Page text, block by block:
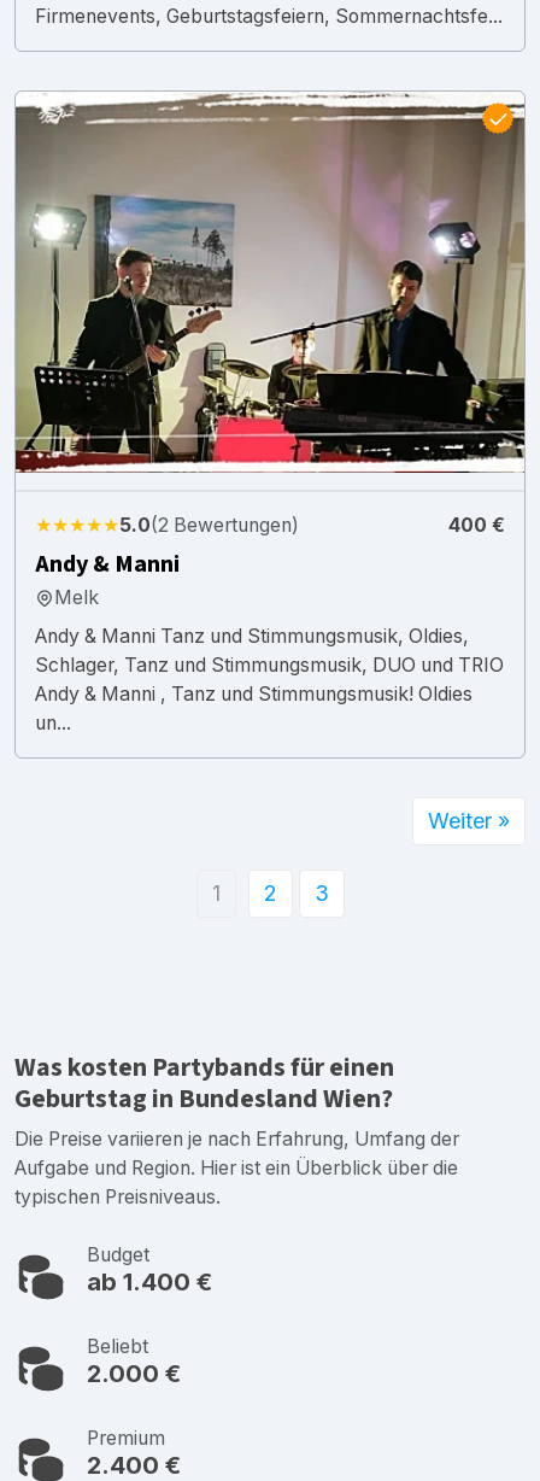
Firmenevents, Geburtstagsfeiern, Sommernachtsfe...
★★★★★5.0(2 Bewertungen) 400 €
Andy & Manni
Melk
Andy & Manni Tanz und Stimmungsmusik, Oldies,
Schlager, Tanz und Stimmungsmusik, DUO und TRIO
Andy & Manni , Tanz und Stimmungsmusik! Oldies
un...
1 2 3
Weiter »
Was kosten Partybands für einen
Geburtstag in Bundesland Wien?
Die Preise variieren je nach Erfahrung, Umfang der
Aufgabe und Region. Hier ist ein Überblick über die
typischen Preisniveaus.
Budget
ab 1.400 €
Beliebt
2.000 €
Premium
2.400 €